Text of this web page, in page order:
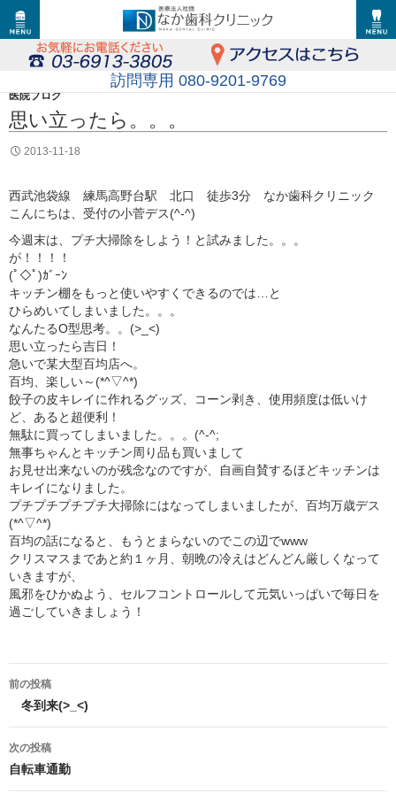
訪問専用 080-9201-9769
医院ブログ
思い立ったら。。。
2013-11-18
西武池袋線 練馬高野台駅 北口 徒歩3分 なか歯科クリニック
こんにちは、受付の小菅デス(^-^)
今週末は、プチ大掃除をしよう！と試みました。。。
が！！！！
(ﾟ◇ﾟ)ｶﾞｰﾝ
キッチン棚をもっと使いやすくできるのでは…と
ひらめいてしまいました。。。
なんたるO型思考。。(>_<)
思い立ったら吉日！
急いで某大型百均店へ。
百均、楽しい～(*^▽^*)
餃子の皮キレイに作れるグッズ、コーン剥き、使用頻度は低いけ
ど、あると超便利！
無駄に買ってしまいました。。。(^-^;
無事ちゃんとキッチン周り品も買いまして
お見せ出来ないのが残念なのですが、自画自賛するほどキッチンは
キレイになりました。
プチプチプチプチ大掃除にはなってしまいましたが、百均万歳デス
(*^▽^*)
百均の話になると、もうとまらないのでこの辺でwww
クリスマスまであと約１ヶ月、朝晩の冷えはどんどん厳しくなって
いきますが、
風邪をひかぬよう、セルフコントロールして元気いっぱいで毎日を
過ごしていきましょう！
投
稿
ナ
ビ
前の投稿
冬到来(>_<)
次の投稿
自転車通勤